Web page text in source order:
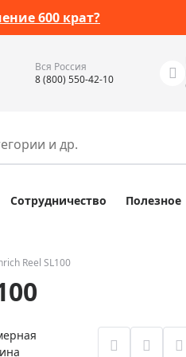
600 крат?
Вся Россия
8 (800) 550-42-10
Bresser Junior
Сотрудничество Полезное
Reel SL100